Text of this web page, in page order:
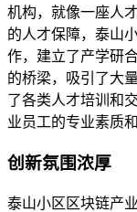
机构，就像一座人
的人才保障，泰山
作，建立了产学研
的桥梁，吸引了大
了各类人才培训和
业员工的专业素质
创新氛围浓厚
泰山小区区块链产